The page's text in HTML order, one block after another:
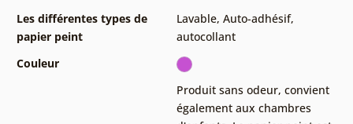
Les différentes types de
papier peint
Lavable, Auto-adhésif,
autocollant
Couleur
Produit sans odeur, convient
également aux chambres